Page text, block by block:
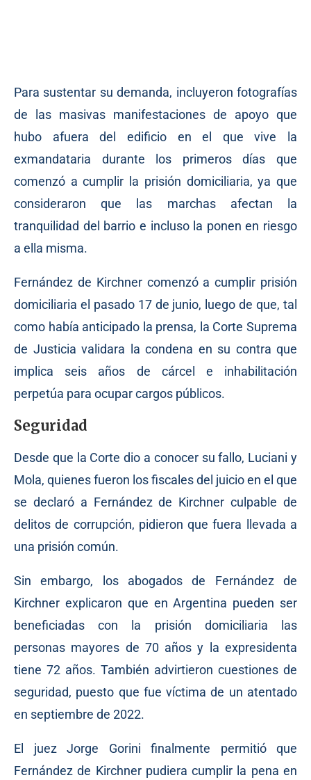
Para sustentar su demanda, incluyeron fotografías
de las masivas manifestaciones de apoyo que
hubo afuera del edificio en el que vive la
exmandataria durante los primeros días que
comenzó a cumplir la prisión domiciliaria, ya que
consideraron que las marchas afectan la
tranquilidad del barrio e incluso la ponen en riesgo
a ella misma.
Fernández de Kirchner comenzó a cumplir prisión
domiciliaria el pasado 17 de junio, luego de que, tal
como había anticipado la prensa, la Corte Suprema
de Justicia validara la condena en su contra que
implica seis años de cárcel e inhabilitación
perpetúa para ocupar cargos públicos.
Seguridad
Desde que la Corte dio a conocer su fallo, Luciani y
Mola, quienes fueron los fiscales del juicio en el que
se declaró a Fernández de Kirchner culpable de
delitos de corrupción, pidieron que fuera llevada a
una prisión común.
Sin embargo, los abogados de Fernández de
Kirchner explicaron que en Argentina pueden ser
beneficiadas con la prisión domiciliaria las
personas mayores de 70 años y la expresidenta
tiene 72 años. También advirtieron cuestiones de
seguridad, puesto que fue víctima de un atentado
en septiembre de 2022.
El juez Jorge Gorini finalmente permitió que
Fernández de Kirchner pudiera cumplir la pena en